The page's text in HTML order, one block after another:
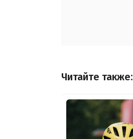
Читайте также: